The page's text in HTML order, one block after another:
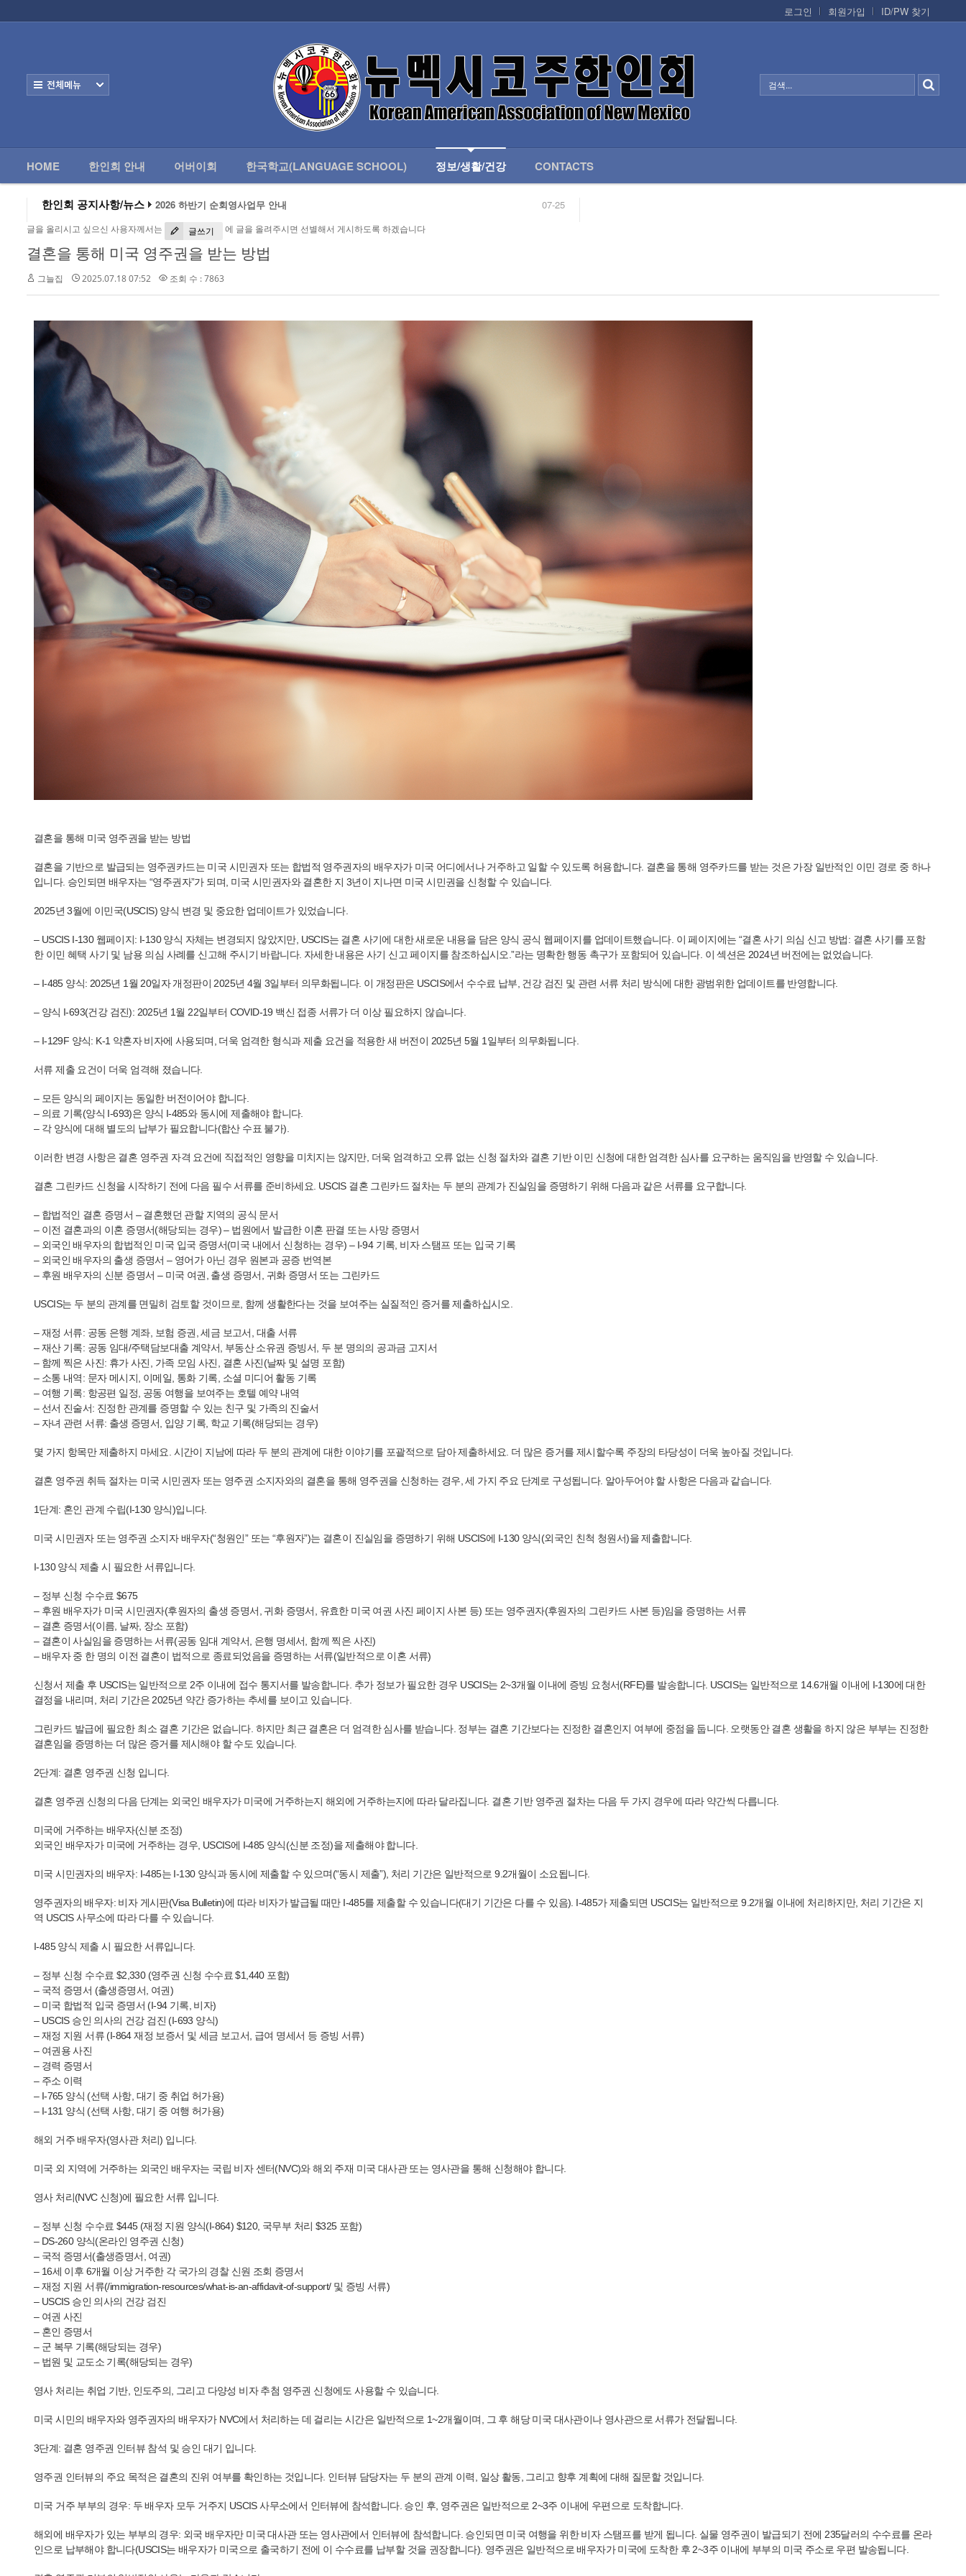
로그인
회원가입 ID/PW 찾기
HOME 한인회 안내 어버이회 한국학교(LANGUAGE SCHOOL) 정보/생활/건강 CONTACTS
한인회 공지사항/뉴스
04-04
2026 미주한인회장대회
알버커키 감리교회 부흥회 조영진 목사님
2026년 3월 10일 상반기 순회 영사업무 안내
2026 하반기 순회영사업무 안내
글을 올리시고 싶으신 사용자께서는 글쓰기 에 글을 올려주시면 선별해서 게시하도록 하겠습니다
결혼을 통해 미국 영주권을 받는 방법
그늘집 2025.07.18 07:52 조회 수 : 7863
결혼을 통해 미국 영주권을 받는 방법
결혼을 기반으로 발급되는 영주권카드는 미국 시민권자 또는 합법적 영주권자의 배우자가 미국 어디에서나 거주하고 일할 수 있도록 허용합니다. 결혼을 통해 영주카드를 받는 것은 가장 일반적인 이민 경로 중 하나
입니다. 승인되면 배우자는 “영주권자”가 되며, 미국 시민권자와 결혼한 지 3년이 지나면 미국 시민권을 신청할 수 있습니다.
2025년 3월에 이민국(USCIS) 양식 변경 및 중요한 업데이트가 있었습니다.
– USCIS I-130 웹페이지: I-130 양식 자체는 변경되지 않았지만, USCIS는 결혼 사기에 대한 새로운 내용을 담은 양식 공식 웹페이지를 업데이트했습니다. 이 페이지에는 “결혼 사기 의심 신고 방법: 결혼 사기를 포함
한 이민 혜택 사기 및 남용 의심 사례를 신고해 주시기 바랍니다. 자세한 내용은 사기 신고 페이지를 참조하십시오.”라는 명확한 행동 촉구가 포함되어 있습니다. 이 섹션은 2024년 버전에는 없었습니다.
– I-485 양식: 2025년 1월 20일자 개정판이 2025년 4월 3일부터 의무화됩니다. 이 개정판은 USCIS에서 수수료 납부, 건강 검진 및 관련 서류 처리 방식에 대한 광범위한 업데이트를 반영합니다.
– 양식 I-693(건강 검진): 2025년 1월 22일부터 COVID-19 백신 접종 서류가 더 이상 필요하지 않습니다.
– I-129F 양식: K-1 약혼자 비자에 사용되며, 더욱 엄격한 형식과 제출 요건을 적용한 새 버전이 2025년 5월 1일부터 의무화됩니다.
서류 제출 요건이 더욱 엄격해 졌습니다.
– 모든 양식의 페이지는 동일한 버전이어야 합니다.
– 의료 기록(양식 I-693)은 양식 I-485와 동시에 제출해야 합니다.
– 각 양식에 대해 별도의 납부가 필요합니다(합산 수표 불가).
이러한 변경 사항은 결혼 영주권 자격 요건에 직접적인 영향을 미치지는 않지만, 더욱 엄격하고 오류 없는 신청 절차와 결혼 기반 이민 신청에 대한 엄격한 심사를 요구하는 움직임을 반영할 수 있습니다.
결혼 그린카드 신청을 시작하기 전에 다음 필수 서류를 준비하세요. USCIS 결혼 그린카드 절차는 두 분의 관계가 진실임을 증명하기 위해 다음과 같은 서류를 요구합니다.
– 합법적인 결혼 증명서 – 결혼했던 관할 지역의 공식 문서
– 이전 결혼과의 이혼 증명서(해당되는 경우) – 법원에서 발급한 이혼 판결 또는 사망 증명서
– 외국인 배우자의 합법적인 미국 입국 증명서(미국 내에서 신청하는 경우) – I-94 기록, 비자 스탬프 또는 입국 기록
– 외국인 배우자의 출생 증명서 – 영어가 아닌 경우 원본과 공증 번역본
– 후원 배우자의 신분 증명서 – 미국 여권, 출생 증명서, 귀화 증명서 또는 그린카드
USCIS는 두 분의 관계를 면밀히 검토할 것이므로, 함께 생활한다는 것을 보여주는 실질적인 증거를 제출하십시오.
– 재정 서류: 공동 은행 계좌, 보험 증권, 세금 보고서, 대출 서류
– 재산 기록: 공동 임대/주택담보대출 계약서, 부동산 소유권 증빙서, 두 분 명의의 공과금 고지서
– 함께 찍은 사진: 휴가 사진, 가족 모임 사진, 결혼 사진(날짜 및 설명 포함)
– 소통 내역: 문자 메시지, 이메일, 통화 기록, 소셜 미디어 활동 기록
– 여행 기록: 항공편 일정, 공동 여행을 보여주는 호텔 예약 내역
– 선서 진술서: 진정한 관계를 증명할 수 있는 친구 및 가족의 진술서
– 자녀 관련 서류: 출생 증명서, 입양 기록, 학교 기록(해당되는 경우)
몇 가지 항목만 제출하지 마세요. 시간이 지남에 따라 두 분의 관계에 대한 이야기를 포괄적으로 담아 제출하세요. 더 많은 증거를 제시할수록 주장의 타당성이 더욱 높아질 것입니다.
결혼 영주권 취득 절차는 미국 시민권자 또는 영주권 소지자와의 결혼을 통해 영주권을 신청하는 경우, 세 가지 주요 단계로 구성됩니다. 알아두어야 할 사항은 다음과 같습니다.
1단계: 혼인 관계 수립(I-130 양식)입니다.
미국 시민권자 또는 영주권 소지자 배우자(“청원인” 또는 “후원자”)는 결혼이 진실임을 증명하기 위해 USCIS에 I-130 양식(외국인 친척 청원서)을 제출합니다.
I-130 양식 제출 시 필요한 서류입니다.
– 정부 신청 수수료 $675
– 후원 배우자가 미국 시민권자(후원자의 출생 증명서, 귀화 증명서, 유효한 미국 여권 사진 페이지 사본 등) 또는 영주권자(후원자의 그린카드 사본 등)임을 증명하는 서류
– 결혼 증명서(이름, 날짜, 장소 포함)
– 결혼이 사실임을 증명하는 서류(공동 임대 계약서, 은행 명세서, 함께 찍은 사진)
– 배우자 중 한 명의 이전 결혼이 법적으로 종료되었음을 증명하는 서류(일반적으로 이혼 서류)
신청서 제출 후 USCIS는 일반적으로 2주 이내에 접수 통지서를 발송합니다. 추가 정보가 필요한 경우 USCIS는 2~3개월 이내에 증빙 요청서(RFE)를 발송합니다. USCIS는 일반적으로 14.6개월 이내에 I-130에 대한
결정을 내리며, 처리 기간은 2025년 약간 증가하는 추세를 보이고 있습니다.
그린카드 발급에 필요한 최소 결혼 기간은 없습니다. 하지만 최근 결혼은 더 엄격한 심사를 받습니다. 정부는 결혼 기간보다는 진정한 결혼인지 여부에 중점을 둡니다. 오랫동안 결혼 생활을 하지 않은 부부는 진정한
결혼임을 증명하는 더 많은 증거를 제시해야 할 수도 있습니다.
2단계: 결혼 영주권 신청 입니다.
결혼 영주권 신청의 다음 단계는 외국인 배우자가 미국에 거주하는지 해외에 거주하는지에 따라 달라집니다. 결혼 기반 영주권 절차는 다음 두 가지 경우에 따라 약간씩 다릅니다.
미국에 거주하는 배우자(신분 조정)
외국인 배우자가 미국에 거주하는 경우, USCIS에 I-485 양식(신분 조정)을 제출해야 합니다.
미국 시민권자의 배우자: I-485는 I-130 양식과 동시에 제출할 수 있으며(“동시 제출”), 처리 기간은 일반적으로 9.2개월이 소요됩니다.
영주권자의 배우자: 비자 게시판(Visa Bulletin)에 따라 비자가 발급될 때만 I-485를 제출할 수 있습니다(대기 기간은 다를 수 있음). I-485가 제출되면 USCIS는 일반적으로 9.2개월 이내에 처리하지만, 처리 기간은 지
역 USCIS 사무소에 따라 다를 수 있습니다.
I-485 양식 제출 시 필요한 서류입니다.
– 정부 신청 수수료 $2,330 (영주권 신청 수수료 $1,440 포함)
– 국적 증명서 (출생증명서, 여권)
– 미국 합법적 입국 증명서 (I-94 기록, 비자)
– USCIS 승인 의사의 건강 검진 (I-693 양식)
– 재정 지원 서류 (I-864 재정 보증서 및 세금 보고서, 급여 명세서 등 증빙 서류)
– 여권용 사진
– 경력 증명서
– 주소 이력
– I-765 양식 (선택 사항, 대기 중 취업 허가용)
– I-131 양식 (선택 사항, 대기 중 여행 허가용)
해외 거주 배우자(영사관 처리) 입니다.
미국 외 지역에 거주하는 외국인 배우자는 국립 비자 센터(NVC)와 해외 주재 미국 대사관 또는 영사관을 통해 신청해야 합니다.
영사 처리(NVC 신청)에 필요한 서류 입니다.
– 정부 신청 수수료 $445 (재정 지원 양식(I-864) $120, 국무부 처리 $325 포함)
– DS-260 양식(온라인 영주권 신청)
– 국적 증명서(출생증명서, 여권)
– 16세 이후 6개월 이상 거주한 각 국가의 경찰 신원 조회 증명서
– 재정 지원 서류(/immigration-resources/what-is-an-affidavit-of-support/ 및 증빙 서류)
– USCIS 승인 의사의 건강 검진
– 여권 사진
– 혼인 증명서
– 군 복무 기록(해당되는 경우)
– 법원 및 교도소 기록(해당되는 경우)
영사 처리는 취업 기반, 인도주의, 그리고 다양성 비자 추첨 영주권 신청에도 사용할 수 있습니다.
미국 시민의 배우자와 영주권자의 배우자가 NVC에서 처리하는 데 걸리는 시간은 일반적으로 1~2개월이며, 그 후 해당 미국 대사관이나 영사관으로 서류가 전달됩니다.
3단계: 결혼 영주권 인터뷰 참석 및 승인 대기 입니다.
영주권 인터뷰의 주요 목적은 결혼의 진위 여부를 확인하는 것입니다. 인터뷰 담당자는 두 분의 관계 이력, 일상 활동, 그리고 향후 계획에 대해 질문할 것입니다.
미국 거주 부부의 경우: 두 배우자 모두 거주지 USCIS 사무소에서 인터뷰에 참석합니다. 승인 후, 영주권은 일반적으로 2~3주 이내에 우편으로 도착합니다.
해외에 배우자가 있는 부부의 경우: 외국 배우자만 미국 대사관 또는 영사관에서 인터뷰에 참석합니다. 승인되면 미국 여행을 위한 비자 스탬프를 받게 됩니다. 실물 영주권이 발급되기 전에 235달러의 수수료를 온라
인으로 납부해야 합니다(USCIS는 배우자가 미국으로 출국하기 전에 이 수수료를 납부할 것을 권장합니다). 영주권은 일반적으로 배우자가 미국에 도착한 후 2~3주 이내에 부부의 미국 주소로 우편 발송됩니다.
한인회 안내
정보/생활/건강
- 한인회총람(2012)
- 뉴멕시코 한인업소록
- 뉴멕시코골프회
Contacts